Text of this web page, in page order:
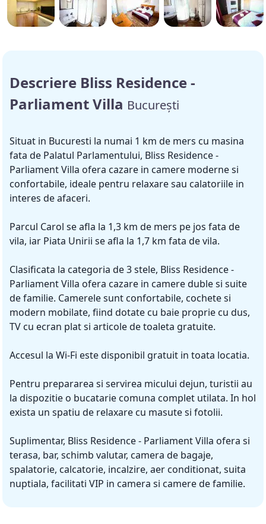
Descriere Bliss Residence -
Parliament Villa București
Situat in Bucuresti la numai 1 km de mers cu masina
fata de Palatul Parlamentului, Bliss Residence -
Parliament Villa ofera cazare in camere moderne si
confortabile, ideale pentru relaxare sau calatoriile in
interes de afaceri.
Parcul Carol se afla la 1,3 km de mers pe jos fata de
vila, iar Piata Unirii se afla la 1,7 km fata de vila.
Clasificata la categoria de 3 stele, Bliss Residence -
Parliament Villa ofera cazare in camere duble si suite
de familie. Camerele sunt confortabile, cochete si
modern mobilate, fiind dotate cu baie proprie cu dus,
TV cu ecran plat si articole de toaleta gratuite.
Accesul la Wi-Fi este disponibil gratuit in toata locatia.
Pentru prepararea si servirea micului dejun, turistii au
la dispozitie o bucatarie comuna complet utilata. In hol
exista un spatiu de relaxare cu masute si fotolii.
Suplimentar, Bliss Residence - Parliament Villa ofera si
terasa, bar, schimb valutar, camera de bagaje,
spalatorie, calcatorie, incalzire, aer conditionat, suita
nuptiala, facilitati VIP in camera si camere de familie.